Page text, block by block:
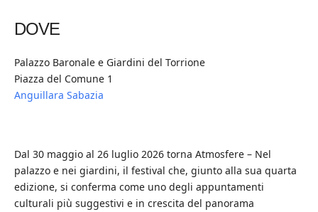
DOVE
Palazzo Baronale e Giardini del Torrione
Piazza del Comune 1
Anguillara Sabazia
Dal 30 maggio al 26 luglio 2026 torna Atmosfere – Nel
palazzo e nei giardini, il festival che, giunto alla sua quarta
edizione, si conferma come uno degli appuntamenti
culturali più suggestivi e in crescita del panorama